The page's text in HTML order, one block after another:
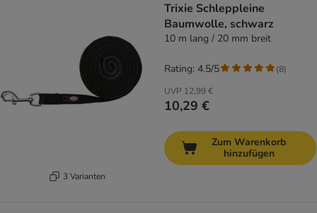
3 Varianten
Trixie Schleppleine
Baumwolle, schwarz
10 m lang / 20 mm breit
UVP 12,99 €
10,29 €
Rating: 4.5/5 (8)
Zum Warenkorb
hinzufügen